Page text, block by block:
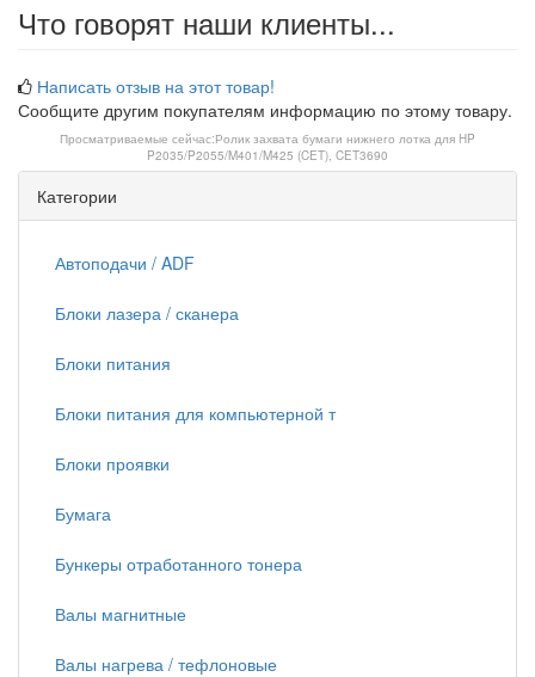
Что говорят наши клиенты...
Написать отзыв на этот товар!
Сообщите другим покупателям информацию по этому товару.
Просматриваемые сейчас:Ролик захвата бумаги нижнего лотка для HP
P2035/P2055/M401/M425 (CET), CET3690
Категории
Автоподачи / ADF
Блоки лазера / сканера
Блоки питания
Блоки питания для компьютерной т
Блоки проявки
Бумага
Бункеры отработанного тонера
Валы магнитные
Валы нагрева / тефлоновые